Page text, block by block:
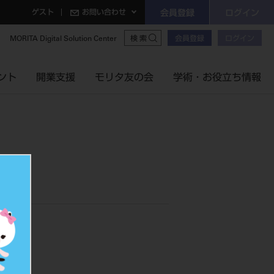
ゲスト お問い合わせ 会員登録
MORITA Digital Solution Center 検索 会員登録
ト 開業支援 モリタ友の会 学術・お役立ち情報